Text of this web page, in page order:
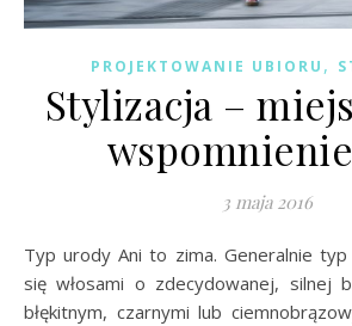
PROJEKTOWANIE UBIORU ,
Stylizacja –
3 maja 2016
Typ urody Ani to zima. Generalnie typ ten charakteryzuje
się włosami o zdecydowanej, silnej
błękitnym, czarnymi lub